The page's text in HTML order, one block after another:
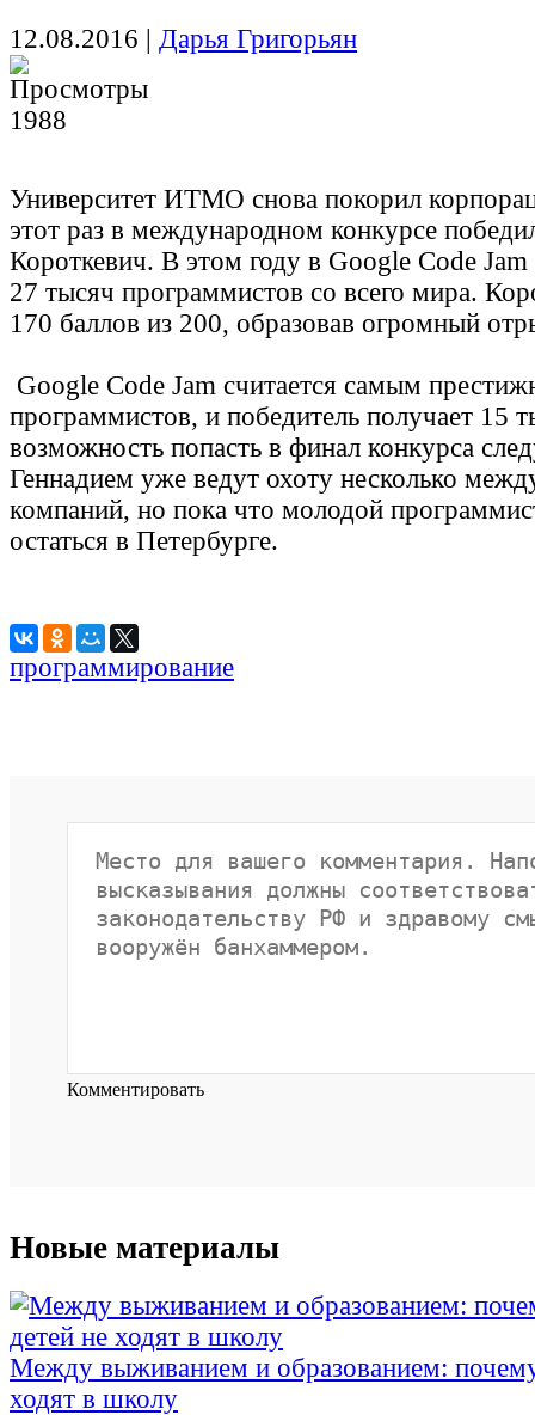
12.08.2016 | Дарья Григорьян
1988
Университет ИТМО снова покорил
этот раз в международном конкурсе
Короткевич. В этом году в Google Code Jam
27 тысяч программистов со всего мира.
170 баллов из 200, образовав огромный
Google Code Jam считается самым
программистов, и победитель получает 15
возможность попасть в финал конкурса
Геннадием уже ведут охоту несколько
компаний, но пока что молодой
остаться в Петербурге.
программирование
Комментировать
Новые материалы
Между выживанием и образованием:
ходят в школу